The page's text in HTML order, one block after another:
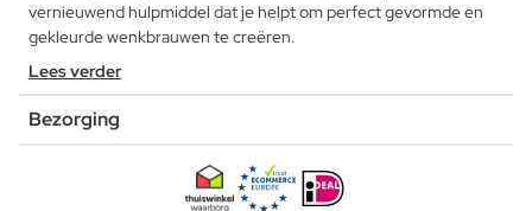
vernieuwend hulpmiddel dat je helpt om perfect gevormde en
gekleurde wenkbrauwen te creëren.
Lees verder
Bezorging